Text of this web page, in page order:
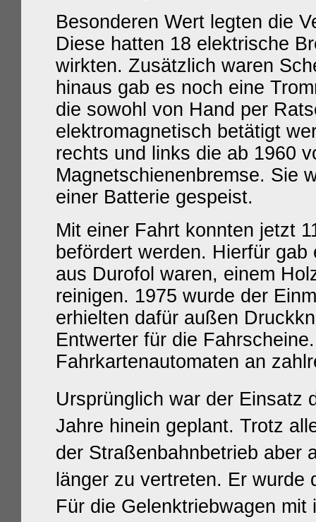
Besonderen Wert legten die
Diese hatten 18 elektrische
wirkten. Zusätzlich waren
hinaus gab es noch eine
die sowohl von Hand per
elektromagnetisch betätigt
rechts und links die ab 1960
Magnetschienenbremse. Sie
einer Batterie gespeist.
Mit einer Fahrt konnten jetzt
befördert werden. Hierfür gab
aus Durofol waren, einem
reinigen. 1975 wurde der
erhielten dafür außen
Entwerter für die
Fahrkartenautomaten an
Ursprünglich war der Einsatz
Jahre hinein geplant. Trotz
der Straßenbahnbetrieb aber
länger zu vertreten. Er
Für die Gelenktriebwagen